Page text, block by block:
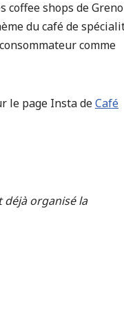
coffee shops de
du café de
comme
le page Insta deCafé
déjà organisé la